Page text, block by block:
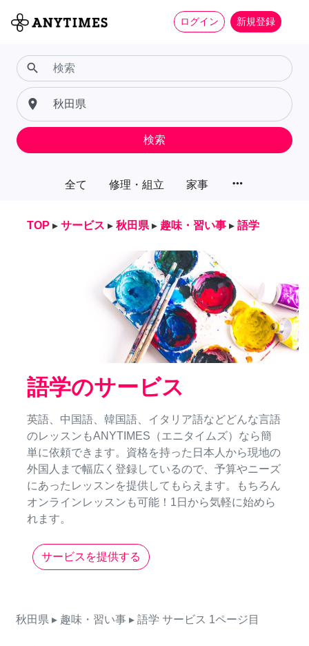
ログイン 新規登録
全て 修理・組立 家事 more_horiz
search
place
検索
TOP ▸ サービス ▸ 秋田県 ▸ 趣味・習い事 ▸ 語学
語学のサービス
英語、中国語、韓国語、イタリア語などどんな言語
のレッスンもANYTIMES（エニタイムズ）なら簡
単に依頼できます。資格を持った日本人から現地の
外国人まで幅広く登録しているので、予算やニーズ
にあったレッスンを提供してもらえます。もちろん
オンラインレッスンも可能！1日から気軽に始めら
れます。
サービスを提供する
秋田県 ▸ 趣味・習い事 ▸ 語学 サービス 1ページ目